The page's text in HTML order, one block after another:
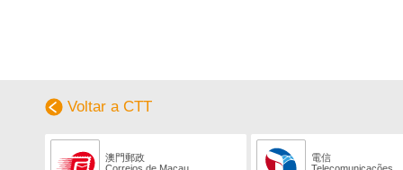
Voltar a CTT
澳門郵政
電信